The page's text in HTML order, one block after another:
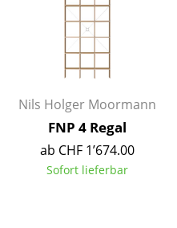
Nils Holger Moormann
FNP 4 Regal
ab CHF 1’674.00
Sofort lieferbar